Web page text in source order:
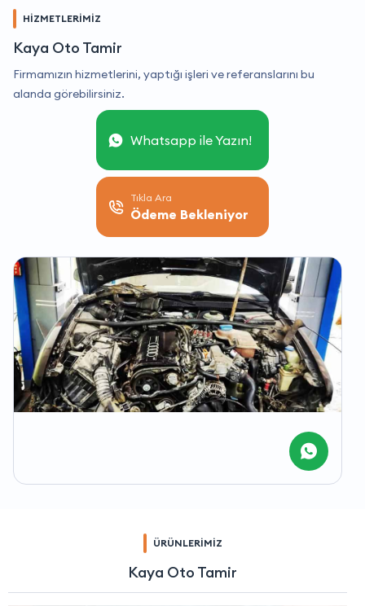
HİZMETLERİMİZ
Kaya Oto Tamir
Firmamızın hizmetlerini, yaptığı işleri ve referanslarını bu
alanda görebilirsiniz.
Whatsapp ile Yazın!
Tıkla Ara
Ödeme Bekleniyor
ÜRÜNLERİMİZ
Kaya Oto Tamir